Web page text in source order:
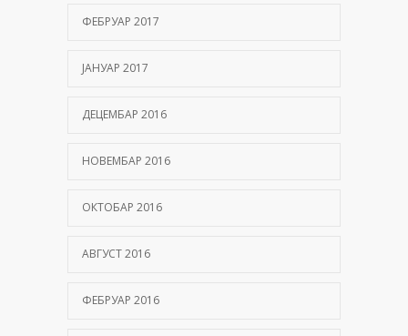
ФЕБРУАР 2017
ЈАНУАР 2017
ДЕЦЕМБАР 2016
НОВЕМБАР 2016
ОКТОБАР 2016
АВГУСТ 2016
ФЕБРУАР 2016